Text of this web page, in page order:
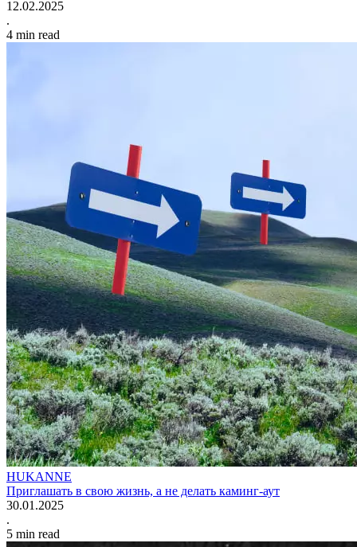
12.02.2025
.
4 min read
HUKANNE
Приглашать в свою жизнь, а не делать каминг-аут
30.01.2025
.
5 min read